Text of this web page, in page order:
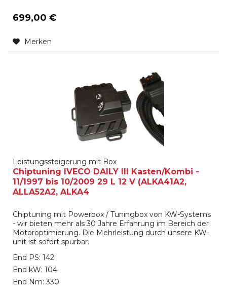
699,00 €
Merken
Leistungssteigerung mit Box
Chiptuning IVECO DAILY III Kasten/Kombi -
11/1997 bis 10/2009 29 L 12 V (ALKA41A2,
ALLA52A2, ALKA4
Chiptuning mit Powerbox / Tuningbox von KW-Systems
- wir bieten mehr als 30 Jahre Erfahrung im Bereich der
Motoroptimierung. Die Mehrleistung durch unsere KW-
unit ist sofort spürbar.
End PS: 142
End kW: 104
End Nm: 330